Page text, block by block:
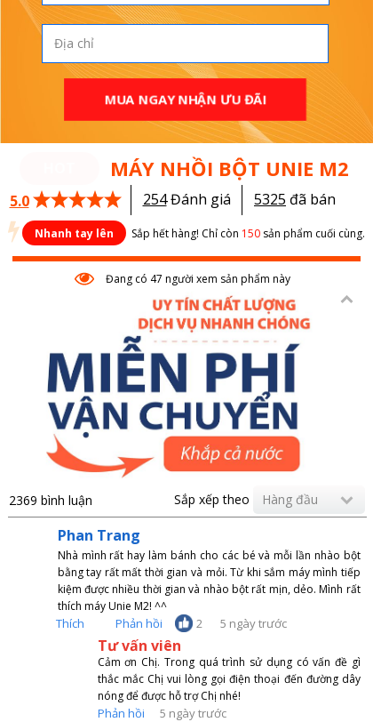
MUA NGAY NHẬN ƯU ĐÃI
MÁY NHỒI BỘT UNIE M2
254Đánh giá 5325 đã bán
Nhanh tay lên Sắp hết hàng! Chỉ còn 150 sản phẩm cuối cùng.
Đang có 47 người xem sản phẩm này
2369 bình luận Sắp xếp theo Hàng đầu
2
Phan Trang
Nhà mình rất hay làm bánh cho các bé và mỗi lần nhào bột
bằng tay rất mất thời gian và mỏi. Từ khi sắm máy mình tiếp
kiệm được nhiều thời gian và nhào bột rất mịn, dẻo. Mình rất
thích máy Unie M2! ^^
Thích Phản hồi 5 ngày trước
Tư vấn viên
Cảm ơn Chị. Trong quá trình sử dụng có vấn đề gì
thắc mắc Chị vui lòng gọi điện thoại đến đường dây
nóng để được hỗ trợ Chị nhé!
Phản hồi 5 ngày trước
5.0